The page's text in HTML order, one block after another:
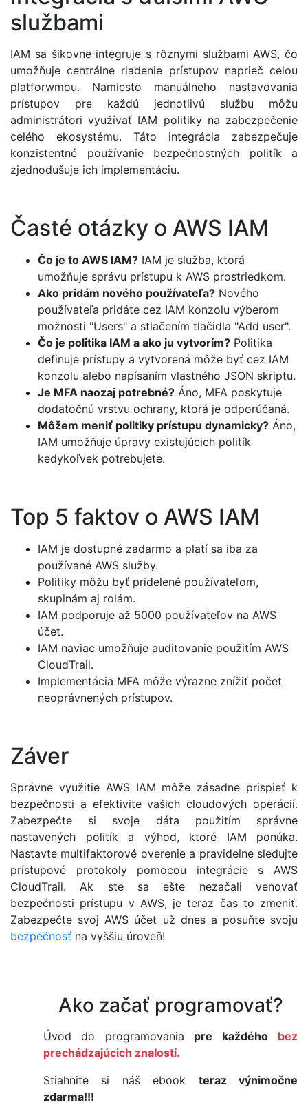
službami
IAM sa šikovne integruje s rôznymi službami AWS, čo
umožňuje centrálne riadenie prístupov naprieč celou
platforwmou. Namiesto manuálneho nastavovania
prístupov pre každú jednotlivú službu môžu
administrátori využívať IAM politiky na zabezpečenie
celého ekosystému. Táto integrácia zabezpečuje
konzistentné používanie bezpečnostných politík a
zjednodušuje ich implementáciu.
Časté otázky o AWS IAM
Čo je to AWS IAM? IAM je služba, ktorá
umožňuje správu prístupu k AWS prostriedkom.
Ako pridám nového používateľa? Nového
používateľa pridáte cez IAM konzolu výberom
možnosti "Users" a stlačením tlačidla "Add user".
Čo je politika IAM a ako ju vytvorím? Politika
definuje prístupy a vytvorená môže byť cez IAM
konzolu alebo napísaním vlastného JSON skriptu.
Je MFA naozaj potrebné? Áno, MFA poskytuje
dodatočnú vrstvu ochrany, ktorá je odporúčaná.
Môžem meniť politiky prístupu dynamicky? Áno,
IAM umožňuje úpravy existujúcich politík
kedykoľvek potrebujete.
Top 5 faktov o AWS IAM
IAM je dostupné zadarmo a platí sa iba za
používané AWS služby.
Politiky môžu byť pridelené používateľom,
skupinám aj rolám.
IAM podporuje až 5000 používateľov na AWS
účet.
IAM naviac umožňuje auditovanie použitím AWS
CloudTrail.
Implementácia MFA môže výrazne znížiť počet
neoprávnených prístupov.
Záver
Správne využitie AWS IAM môže zásadne prispieť k
bezpečnosti a efektivite vašich cloudových operácií.
Zabezpečte si svoje dáta použitím správne
nastavených politík a výhod, ktoré IAM ponúka.
Nastavte multifaktorové overenie a pravidelne sledujte
prístupové protokoly pomocou integrácie s AWS
CloudTrail. Ak ste sa ešte nezačali venovať
bezpečnosti prístupu v AWS, je teraz čas to zmeniť.
Zabezpečte svoj AWS účet už dnes a posuňte svoju
bezpečnosť na vyššiu úroveň!
Ako začať programovať?
Úvod do programovania pre každého
bez
prechádzajúcich znalostí.
Stiahnite si náš ebook teraz výnimočne
zdarma!!!